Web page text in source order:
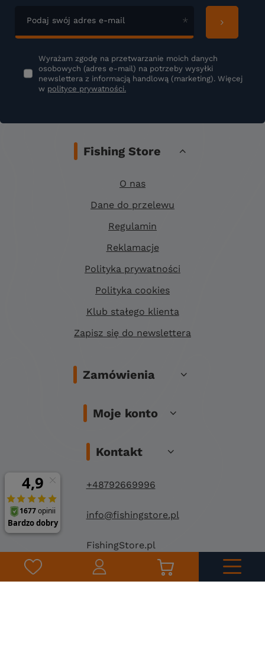
Podaj swój adres e-mail
Wyrażam zgodę na przetwarzanie moich danych
osobowych (adres e-mail) na potrzeby wysyłki
newslettera z informacją handlową (marketing). Więcej
w polityce prywatności.
Fishing Store
O nas
Dane do przelewu
Regulamin
Reklamacje
Polityka prywatności
Polityka cookies
Klub stałego klienta
Zapisz się do newslettera
Zamówienia
Moje konto
Kontakt
+48792669996
info@fishingstore.pl
FishingStore.pl
Kuznocin 1